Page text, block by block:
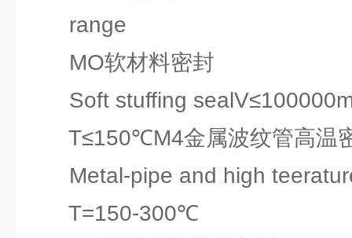
range
MO软材料密封
Soft stuffing
T≤150℃M4金属波纹管高温
Metal-pipe and high
T=150-300℃